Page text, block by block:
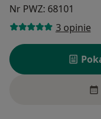
Nr PWZ: 68101
3 opinie